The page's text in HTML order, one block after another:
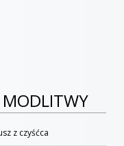
MODLITWY
z czyśćca